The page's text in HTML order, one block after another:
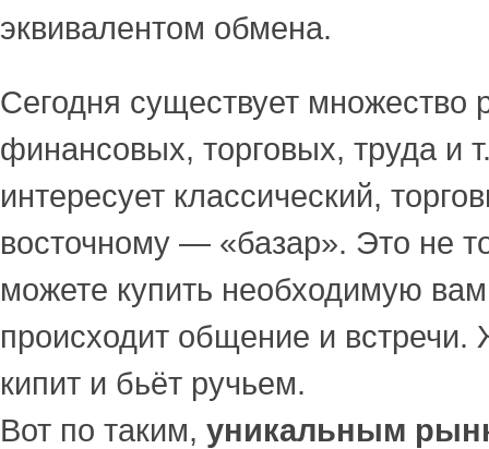
эквивалентом обмена.
Сегодня существует
финансовых, торговых, труда и
интересует классический,
восточному — «базар». Это не
можете купить необходимую
происходит общение и встречи.
кипит и бьёт ручьем.
Вот по таким, уникальным